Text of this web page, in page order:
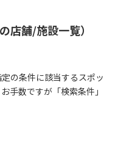
店舗/施設一覧）
の条件に該当するスポッ
手数ですが「検索条件」